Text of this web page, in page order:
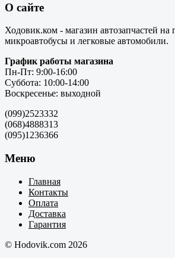
О сайте
Ходовик.ком - магазин автозапчастей на
микроавтобусы и легковые автомобили.
График работы магазина
Пн-Пт: 9:00-16:00
Суббота: 10:00-14:00
Воскресенье: выходной
(099)2523332
(068)4888313
(095)1236366
Меню
Главная
Контакты
Оплата
Доставка
Гарантия
© Hodovik.com 2026